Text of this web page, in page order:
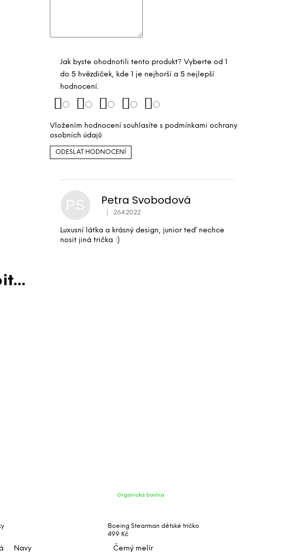
Jak byste ohodnotili tento produkt? Vyberte od 1
do 5 hvězdiček, kde 1 je nejhorší a 5 nejlepší
hodnocení.
Vložením hodnocení souhlasíte s podmínkami ochrany
osobních údajů
ODESLAT HODNOCENÍ
PS Petra Svobodová
Hodnocení produktu je 5 z 5 hvězdiček.
26.4.2022
Luxusní látka a krásný design, junior teď nechce
nosit jiná trička :)
Navy
Organická bavlna
Boeing Stearman dětské tričko
499 Kč
Černý melír